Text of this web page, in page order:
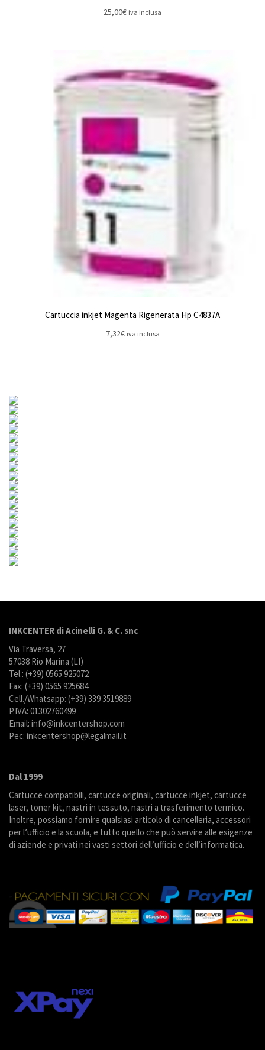
25,00€ iva inclusa
Cartuccia inkjet Magenta Rigenerata Hp C4837A
7,32€ iva inclusa
INKCENTER di Acinelli G. & C. snc
Via Traversa, 27
57038 Rio Marina (LI)
Tel.: (+39) 0565 925072
Fax: (+39) 0565 925684
Cell./Whatsapp: (+39) 339 3519889
P.IVA: 01302760499
Email: info@inkcentershop.com
Pec: inkcentershop@legalmail.it
Dal 1999
Cartucce compatibili, cartucce originali, cartucce inkjet, cartucce
laser, toner kit, nastri in tessuto, nastri a trasferimento termico.
Inoltre, possiamo fornire qualsiasi articolo di cancelleria, accessori
per l’ufficio e la scuola, e tutto quello che può servire alle esigenze
di aziende e privati nei vasti settori dell’ufficio e dell’informatica.